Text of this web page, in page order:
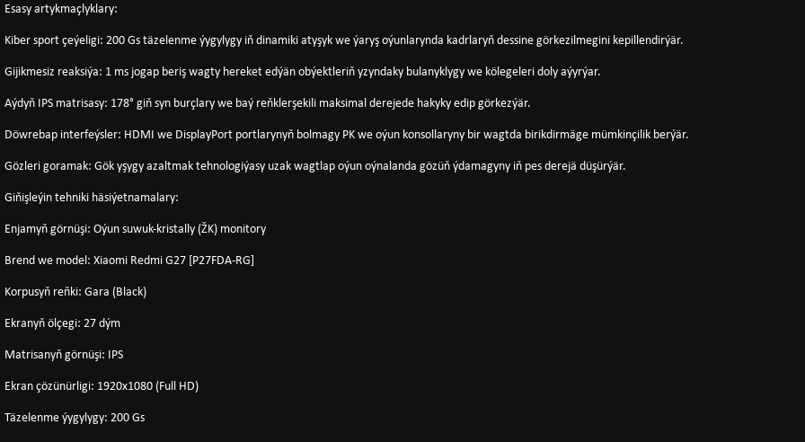
Esasy artykmaçlyklary:
Kiber sport çeýeligi: 200 Gs täzelenme ýygylygy iň dinamiki atyşyk we ýaryş oýunlarynda kadrlaryň dessine görkezilmegini kepillendirýär.
Gijikmesiz reaksiýa: 1 ms jogap beriş wagty hereket edýän obýektleriň yzyndaky bulanyklygy we kölegeleri doly aýyrýar.
Aýdyň IPS matrisasy: 178° giň syn burçlary we baý reňklerşekili maksimal derejede hakyky edip görkezýär.
Döwrebap interfeýsler: HDMI we DisplayPort portlarynyň bolmagy PK we oýun konsollaryny bir wagtda birikdirmäge mümkinçilik berýär.
Gözleri goramak: Gök yşygy azaltmak tehnologiýasy uzak wagtlap oýun oýnalanda gözüň ýdamagyny iň pes derejä düşürýär.
Giňişleýin tehniki häsiýetnamalary:
Enjamyň görnüşi: Oýun suwuk-kristally (ŽK) monitory
Brend we model: Xiaomi Redmi G27 [P27FDA-RG]
Korpusyň reňki: Gara (Black)
Ekranyň ölçegi: 27 dým
Matrisanyň görnüşi: IPS
Ekran çözünürligi: 1920x1080 (Full HD)
Täzelenme ýygylygy: 200 Gs